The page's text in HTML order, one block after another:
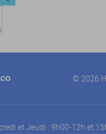
© 2026
et Jeudi : 9h00-12h et